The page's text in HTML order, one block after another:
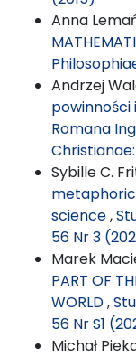
Anna
Andrzej
Romana
Sybille C.
science,
56 Nr 3
Marek
PART OF
WORLD,
56 Nr S1
Michał